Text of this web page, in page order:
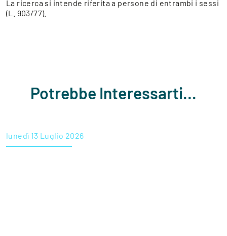
La ricerca si intende riferita a persone di entrambi i sessi
(L. 903/77).
Potrebbe Interessarti...
lunedì 13 Luglio 2026